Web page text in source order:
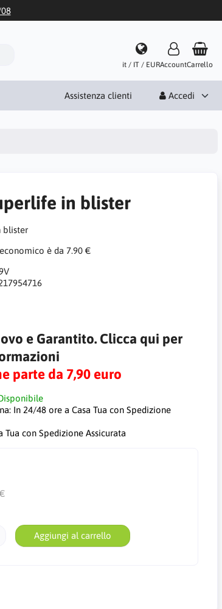
it / IT / EURAccountCarrello
Assistenza clienti Accedi
in blister
blister
è da 7.90 €
e Garantito. Clicca qui per
parte da 7,90 euro
In 24/48 ore a Casa Tua con Spedizione
Tua con Spedizione Assicurata
Aggiungi al carrello